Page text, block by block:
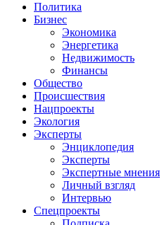
Политика
Бизнес
Экономика
Энергетика
Недвижимость
Финансы
Общество
Происшествия
Нацпроекты
Экология
Эксперты
Энциклопедия
Эксперты
Экспертные мнения
Личный взгляд
Интервью
Спецпроекты